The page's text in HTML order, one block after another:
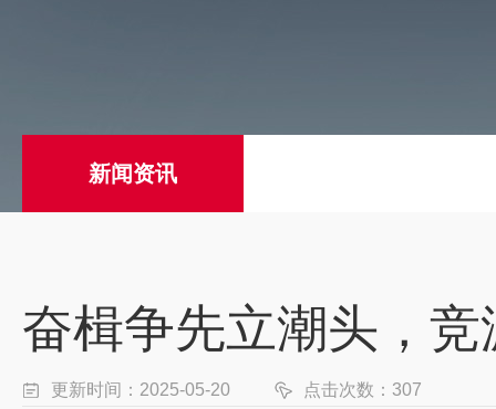
新闻资讯
奋楫争先立潮头，
更新时间：2025-05-20 点击次数：307